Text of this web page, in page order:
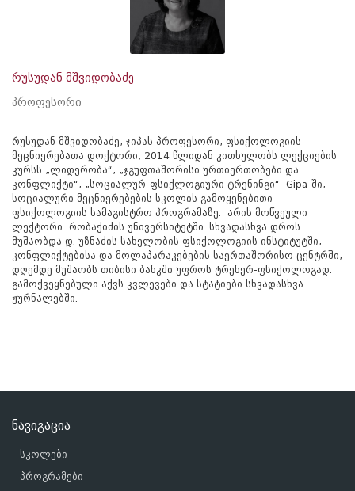
რუსუდან მშვიდობაძე
პროფესორი
რუსუდან მშვიდობაძე, ჯიპას პროფესორი, ფსიქოლოგიის
მეცნიერებათა დოქტორი, 2014 წლიდან კითხულობს ლექციების
კურსს „ლიდერობა“, „ჯგუფთაშორისი ურთიერთობები და
კონფლიქტი“, „სოციალურ-ფსიქლოგიური ტრენინგი“ Gipa-ში,
სოციალური მეცნიერებების სკოლის გამოყენებითი
ფსიქოლოგიის სამაგისტრო პროგრამაზე. არის მოწვეული
ლექტორი რობაქიძის უნივერსიტეტში. სხვადასხვა დროს
მუშაობდა დ. უზნაძის სახელობის ფსიქოლოგიის ინსტიტუტში,
კონფლიქტებისა და მოლაპარაკებების საერთაშორისო ცენტრში,
დღემდე მუშაობს თიბისი ბანკში უფროს ტრენერ-ფსიქოლოგად.
გამოქვეყნებული აქვს კვლევები და სტატიები სხვადასხვა
ჟურნალებში.
ნავიგაცია
სკოლები
პროგრამები